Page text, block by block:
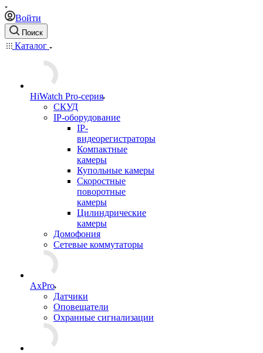
Войти
Поиск
Каталог
HiWatch Pro-серия
CКУД
IP-оборудование
IP-
видеорегистраторы
Компактные
камеры
Купольные камеры
Скоростные
поворотные
камеры
Цилиндрические
камеры
Домофония
Сетевые коммутаторы
AxPro
Датчики
Оповещатели
Охранные сигнализации